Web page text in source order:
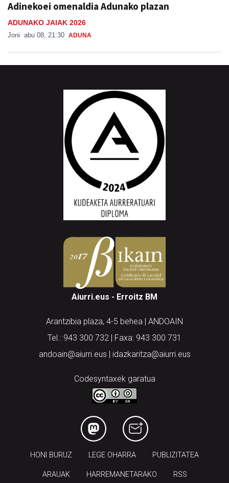
Adinekoei omenaldia Adunako plazan
ADUNAKO JAIAK 2026
Joni abu 08, 21:30 ADUNA
Aiurri.eus - Erroitz BM
Arantzibia plaza, 4-5 behea | ANDOAIN
Tel.: 943 300 732 | Faxa: 943 300 731
andoain@aiurri.eus | idazkaritza@aiurri.eus
Codesyntaxek garatua
HONI BURUZ LEGE OHARRA PUBLIZITATEA
ARAUAK HARREMANETARAKO RSS